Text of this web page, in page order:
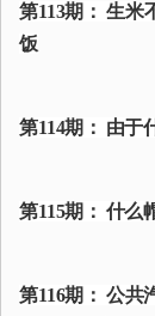
第113期： 生米
饭
第114期： 由于
第115期： 什么
第116期： 公共